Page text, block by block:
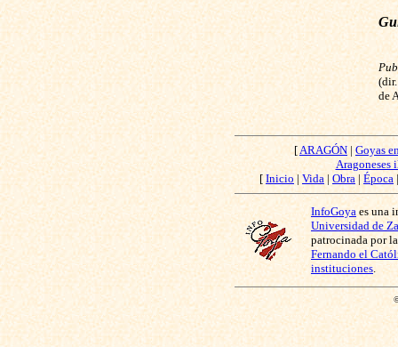
de
[ ARAGÓN |Goyas
Aragoneses
[Inicio| Vida | Obra | Época
InfoGoya es una
Universidad de
patrocinada por
Fernando el
instituciones